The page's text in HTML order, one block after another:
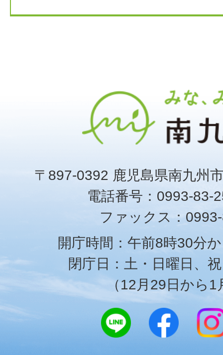
〒897-0392 鹿児島県南九州
電話番号：0993-83-
ファックス：
開庁時間：午前8時30分
閉庁日：土・日曜日、
（12月29日から1